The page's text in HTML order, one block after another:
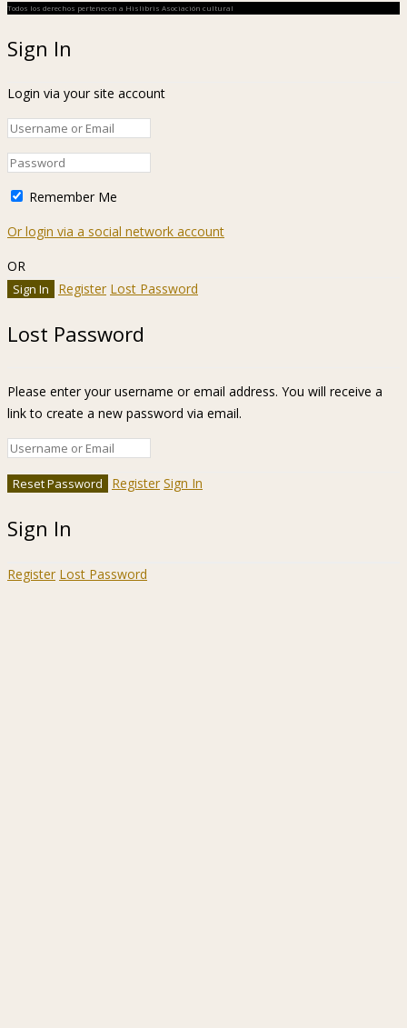
Todos los derechos pertenecen a Hislibris Asociación cultural
Sign In
Login via your site account
Remember Me
Or login via a social network account
OR
Register Lost Password
Lost Password
Please enter your username or email address. You will receive a
link to create a new password via email.
Register Sign In
Sign In
Register Lost Password